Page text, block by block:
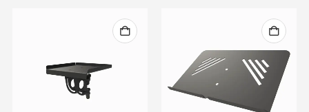
Produktseite Produktseite
gewählt